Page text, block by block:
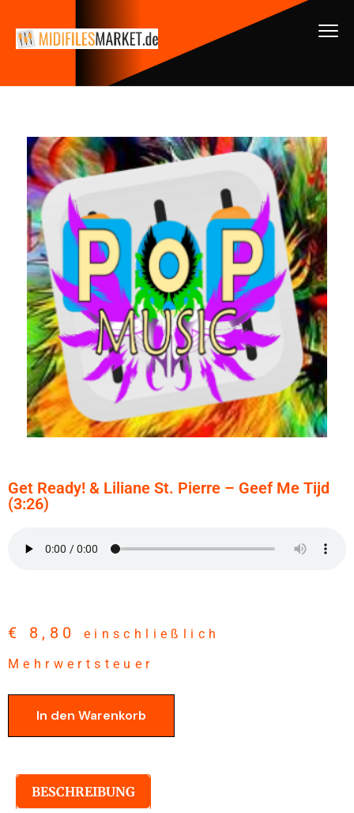
Get Ready! & Liliane St. Pierre – Geef Me Tijd
(3:26)
€ 8,80
einschließlich
Mehrwertsteuer
In den Warenkorb
BESCHREIBUNG